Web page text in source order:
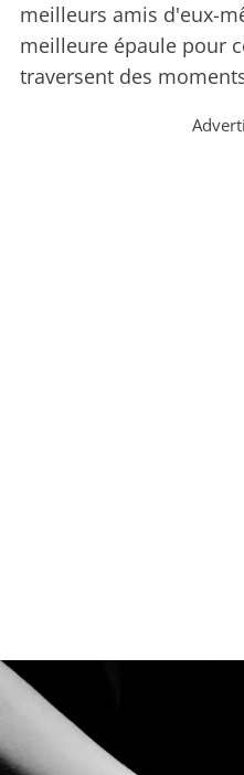
meilleurs amis d'eux-
meilleure épaule pour
traversent des